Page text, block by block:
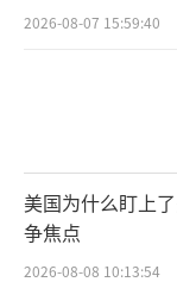
2026-08-07 15:59:40
美国为什么盯上
争焦点
2026-08-08 10:13:54